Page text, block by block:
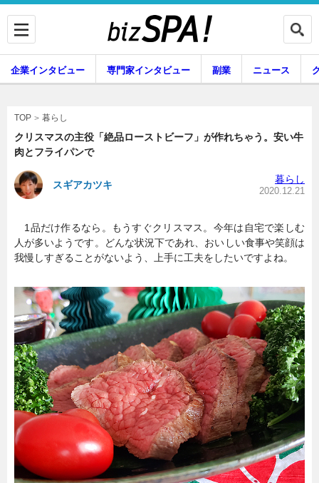
専門家インタビュー
副業 ニュース
グルメ スキル
暮らし エンタメ
連載一覧
企業インタビュー 専門家インタビュー 副業 ニュース
TOP 暮らし
クリスマスの主役「絶品ローストビーフ」が作れちゃう。安い牛
肉とフライパンで
スギアカツキ 暮らし
2020.12.21
1品だけ作るなら。もうすぐクリスマス。今年は自宅で楽しむ
人が多いようです。どんな状況下であれ、おいしい食事や笑顔は
我慢しすぎることがないよう、上手に工夫をしたいですよね。